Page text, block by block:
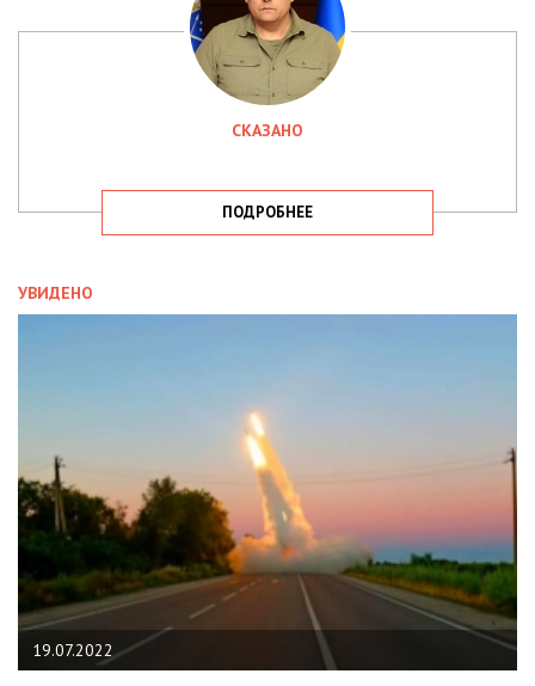
СКАЗАНО
ПОДРОБНЕЕ
УВИДЕНО
19.07.2022